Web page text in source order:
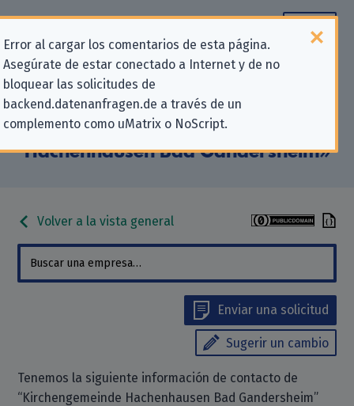
Error al cargar los comentarios de esta página.
Asegúrate de estar conectado a Internet y de no
bloquear las solicitudes de
backend.datenanfragen.de a través de un
complemento como uMatrix o NoScript.
Información de contacto para
solicitudes relativas a la privacidad
para «Kirchengemeinde
Hachenhausen Bad Gandersheim»
Volver a la vista general
Enviar una solicitud
Sugerir un cambio
Tenemos la siguiente información de contacto de
“Kirchengemeinde Hachenhausen Bad Gandersheim”